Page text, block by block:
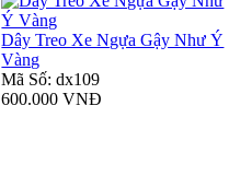
Dây Treo Xe Ngựa Gậy Như Ý
Vàng
Mã Số: dx109
600.000 VNĐ